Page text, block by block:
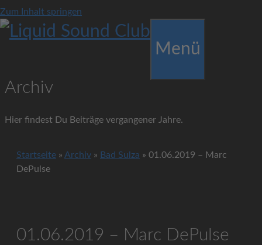
Zum Inhalt springen
Menü
Archiv
Hier findest Du Beiträge vergangener Jahre.
Startseite » Archiv » Bad Sulza » 01.06.2019 – Marc
DePulse
01.06.2019 – Marc DePulse